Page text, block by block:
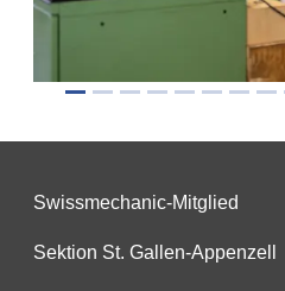
Swissmechanic-Mitglied
Sektion St. Gallen-Appenzell